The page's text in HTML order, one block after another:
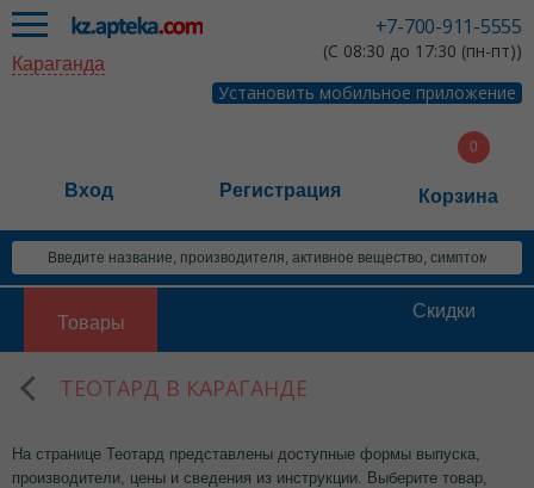
+7-700-911-5555
(С 08:30 до 17:30 (пн-пт))
Установить мобильное приложение
Караганда
Вход Регистрация Корзина
Товары
Скидки
ТЕОТАРД В КАРАГАНДЕ
На странице Теотард представлены доступные формы выпуска,
производители, цены и сведения из инструкции. Выберите товар,